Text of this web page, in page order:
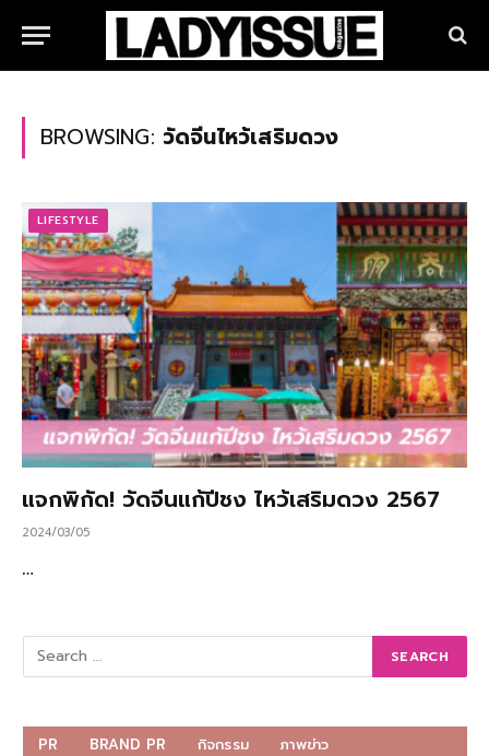
BROWSING: วัดจีนไหว้เสริมดวง
LIFESTYLE
แจกพิกัด! วัดจีนแก้ปีชง ไหว้เสริมดวง 2567
2024/03/05
…
PR BRAND PR กิจกรรม ภาพข่าว